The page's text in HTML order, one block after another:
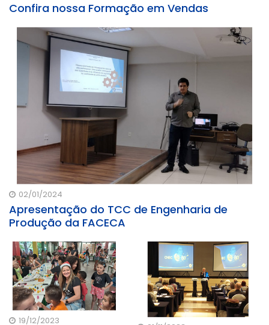
Confira nossa Formação em Vendas
02/01/2024
Apresentação do TCC de Engenharia de
Produção da FACECA
19/12/2023